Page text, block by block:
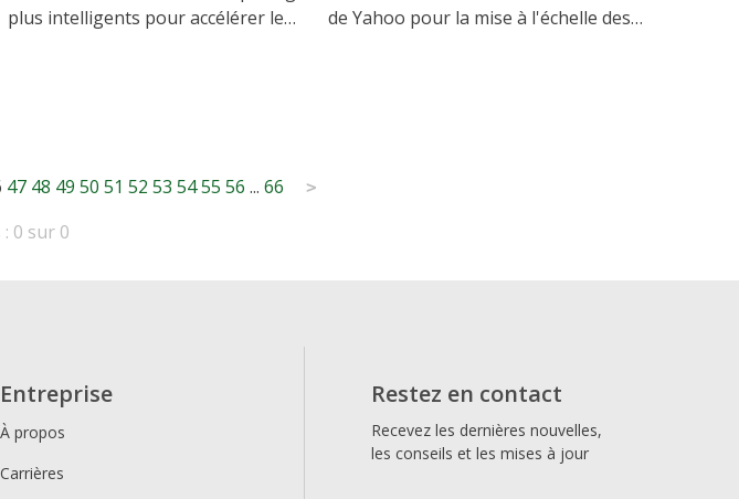
plus intelligents pour accélérer le
de Yahoo pour la mise à l'échelle des
47 48 49 50 51 52 53 54 55 56 ... 66 >
0 sur 0
Entreprise
À propos
Carrières
Restez en contact
Recevez les dernières nouvelles,
les conseils et les mises à jour